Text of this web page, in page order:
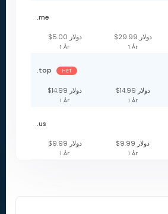
.me
$5.00 دولار
1 År
$29.99 دولار
1 År
.top HET
$14.99 دولار
1 År
$14.99 دولار
1 År
.us
$9.99 دولار
1 År
$9.99 دولار
1 År